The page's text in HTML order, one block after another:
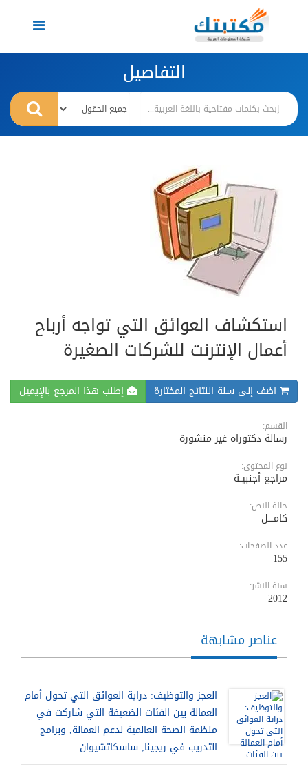
Toggle
navigation
التفاصيل
استكشاف العوائق التي تواجه أرباح
أعمال الإنترنت للشركات الصغيرة
اضف إلى سلة النتائج المختارة إطلب هذا المرجع بالإيميل
القسم:
رسالة دكتوراه غير منشورة
نوع المحتوى:
مراجع أجنبيــة
حالة النص:
كامــــل
عدد الصفحات:
155
سنة النشر:
2012
عناصر مشابهة
العجز والتوظيف: دراية العوائق التي تحول أمام
العمالة بين الفئات الضعيفة التي شاركت في
منظمة الصحة العالمية لدعم العمالة, وبرامج
التدريب في ريجينا, ساسكاتشيوان